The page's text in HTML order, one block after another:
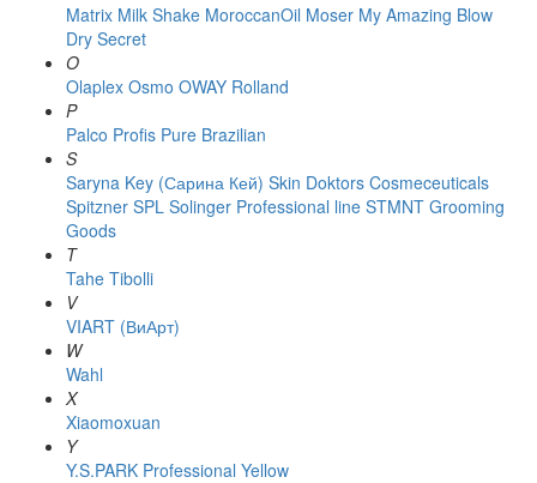
Matrix Milk Shake MoroccanOil Moser My Amazing Blow
Dry Secret
O
Olaplex Osmo OWAY Rolland
P
Palco Profis Pure Brazilian
S
Saryna Key (Сарина Кей) Skin Doktors Cosmeceuticals
Spitzner SPL Solinger Professional line STMNT Grooming
Goods
T
Tahe Tibolli
V
VIART (ВиАрт)
W
Wahl
X
Xiaomoxuan
Y
Y.S.PARK Professional Yellow